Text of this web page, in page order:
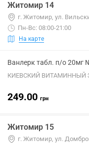
Житомир 14
г. Житомир, ул.
Пн-Вс: 08:00-21:00
На карте
Ванлерк табл. п/о 20мг
КИЕВСКИЙ ВИТАМИННЫЙ
249.00 грн
Житомир 15
г. Житомир, ул.